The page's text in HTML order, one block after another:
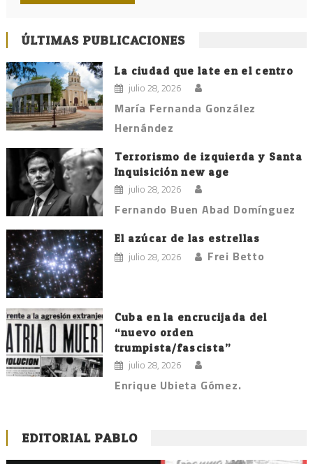
ÚLTIMAS PUBLICACIONES
La ciudad que late en el centro
julio 28, 2026
María Fernanda González
Hernández
Terrorismo de izquierda y Santa
Inquisición new age
julio 28, 2026
Fernando Buen Abad Domínguez
El azúcar de las estrellas
julio 28, 2026 Frei Betto
Cuba en la encrucijada del
“nuevo orden
trumpista/fascista”
julio 28, 2026
Enrique Ubieta Gómez.
EDITORIAL PABLO